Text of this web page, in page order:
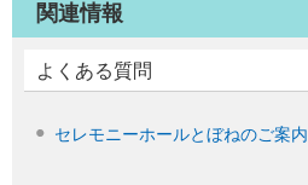
関連情報
よくある質問
セレモニーホールとぼねのご案内